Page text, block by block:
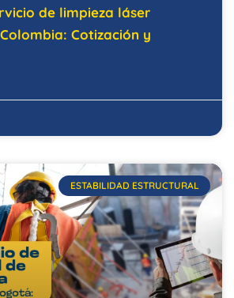
de limpieza láser
Cotización y
ESTABILIDAD ESTRUCTURAL